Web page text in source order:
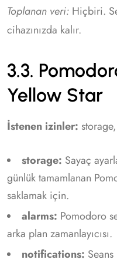
Toplanan veri: Hiçbiri.
cihazınızda kalır.
3.3.
Yellow Star
İstenen izinler:
storage: Sayaç
günlük tamamlanan
saklamak için.
alarms: Pomodoro
arka plan zamanlayıcısı.
notifications: